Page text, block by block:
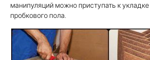
манипуляций можно приступать к укладке
пробкового пола.